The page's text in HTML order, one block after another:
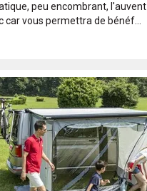
peu encombrant,
car vous permettra de bénéf...